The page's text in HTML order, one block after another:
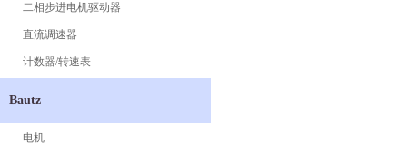
二相步进电机驱动器
直流调速器
计数器/转速表
Bautz
电机